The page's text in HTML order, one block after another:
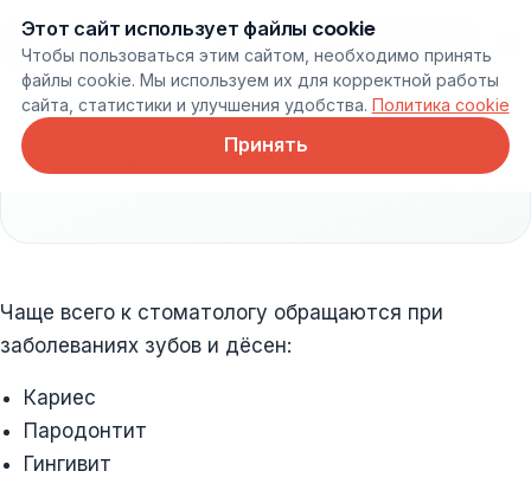
Онлайн запись
Стоматолог
Чаще всего к стоматологу обращаются при
заболеваниях зубов и дёсен:
Кариес
Пародонтит
Гингивит
Этот сайт использует файлы cookie
Чтобы пользоваться этим сайтом, необходимо принять
файлы cookie. Мы используем их для корректной работы
сайта, статистики и улучшения удобства. Политика cookie
Принять